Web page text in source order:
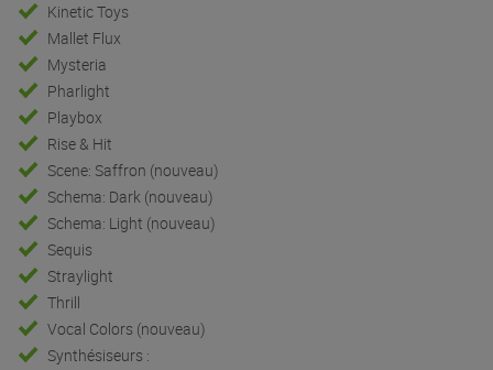
Kinetic Toys
Mallet Flux
Mysteria
Pharlight
Playbox
Rise & Hit
Scene: Saffron (nouveau)
Schema: Dark (nouveau)
Schema: Light (nouveau)
Sequis
Straylight
Thrill
Vocal Colors (nouveau)
Synthésiseurs :